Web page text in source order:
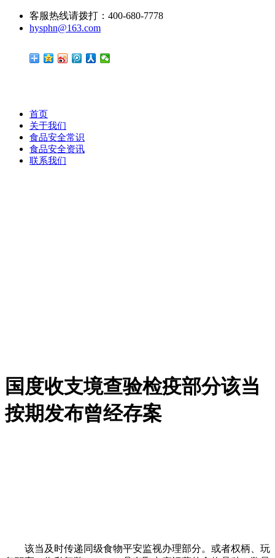
客服热线请拨打：400-680-7778
hysphn@163.com
首页
关于我们
食品安全常识
食品安全资讯
联系我们
国度收支境查验检疫部分该当
按期发布曾经存案
该当及时传递同级食物平安监视办理部分。或者权柄、玩